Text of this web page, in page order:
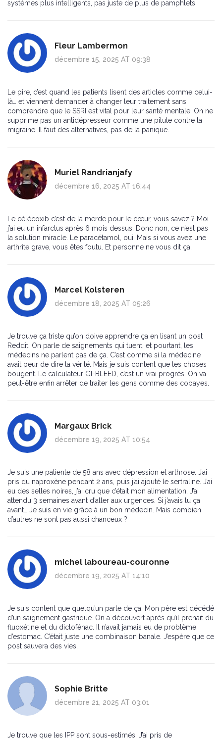
systèmes plus intelligents, pas juste de plus de pamphlets.
Fleur Lambermon
décembre 15, 2025 AT 09:38
Le pire, c’est quand les patients lisent des articles comme celui-
là… et viennent demander à changer leur traitement sans
comprendre que le SSRI est vital pour leur santé mentale. On ne
supprime pas un antidépresseur comme une pilule contre la
migraine. Il faut des alternatives, pas de la panique.
Muriel Randrianjafy
décembre 16, 2025 AT 16:44
Le célécoxib c’est de la merde pour le cœur, vous savez ? Moi
j’ai eu un infarctus après 6 mois dessus. Donc non, ce n’est pas
la solution miracle. Le paracétamol, oui. Mais si vous avez une
arthrite grave, vous êtes foutu. Et personne ne vous dit ça.
Marcel Kolsteren
décembre 18, 2025 AT 05:26
Je trouve ça triste qu’on doive apprendre ça en lisant un post
Reddit. On parle de saignements qui tuent, et pourtant, les
médecins ne parlent pas de ça. C’est comme si la médecine
avait peur de dire la vérité. Mais je suis content que les choses
bougent. Le calculateur GI-BLEED, c’est un vrai progrès. On va
peut-être enfin arrêter de traiter les gens comme des cobayes.
Margaux Brick
décembre 19, 2025 AT 10:54
Je suis une patiente de 58 ans avec dépression et arthrose. J’ai
pris du naproxène pendant 2 ans, puis j’ai ajouté le sertraline. J’ai
eu des selles noires, j’ai cru que c’était mon alimentation. J’ai
attendu 3 semaines avant d’aller aux urgences. Si j’avais lu ça
avant… Je suis en vie grâce à un bon médecin. Mais combien
d’autres ne sont pas aussi chanceux ?
michel laboureau-couronne
décembre 19, 2025 AT 14:10
Je suis content que quelqu’un parle de ça. Mon père est décédé
d’un saignement gastrique. On a découvert après qu’il prenait du
fluoxétine et du diclofénac. Il n’avait jamais eu de problème
d’estomac. C’était juste une combinaison banale. J’espère que ce
post sauvera des vies.
Sophie Britte
décembre 21, 2025 AT 03:01
Je trouve que les IPP sont sous-estimés. J’ai pris de